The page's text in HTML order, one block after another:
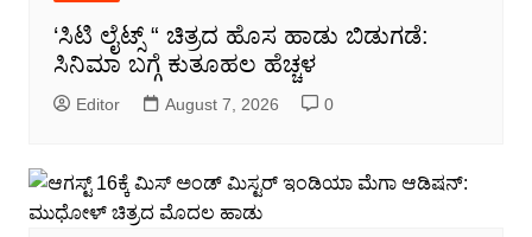
‘ಸಿಟಿ ಲೈಟ್ಸ್ “ ಚಿತ್ರದ ಹೊಸ ಹಾಡು ಬಿಡುಗಡೆ:
ಸಿನಿಮಾ ಬಗ್ಗೆ ಕುತೂಹಲ ಹೆಚ್ಚಳ
Editor August 7, 2026 0